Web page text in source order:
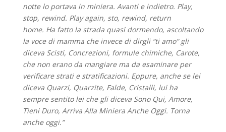
notte lo portava in miniera. Avanti e indietro. Play,
stop, rewind. Play again, sto, rewind, return
home. Ha fatto la strada quasi dormendo, ascoltando
la voce di mamma che invece di dirgli “ti amo” gli
diceva Scisti, Concrezioni, formule chimiche, Carote,
che non erano da mangiare ma da esaminare per
verificare strati e stratificazioni. Eppure, anche se lei
diceva Quarzi, Quarzite, Falde, Cristalli, lui ha
sempre sentito lei che gli diceva Sono Qui, Amore,
Tieni Duro, Arriva Alla Miniera Anche Oggi. Torna
anche oggi.”